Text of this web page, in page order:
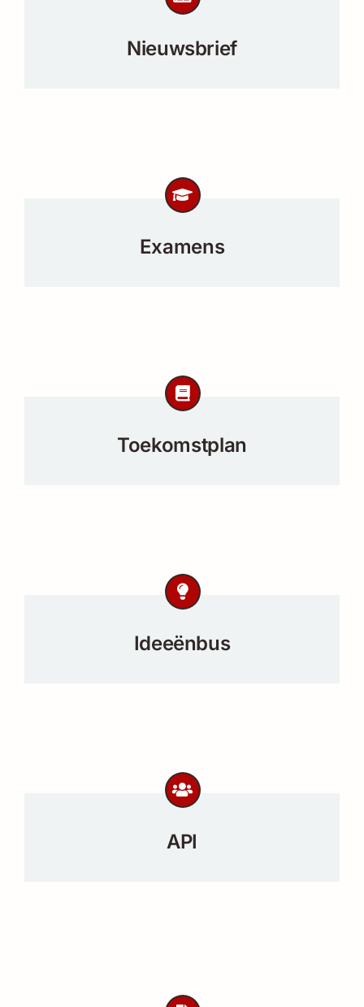
Nieuwsbrief
Examens
Toekomstplan
Ideeënbus
API